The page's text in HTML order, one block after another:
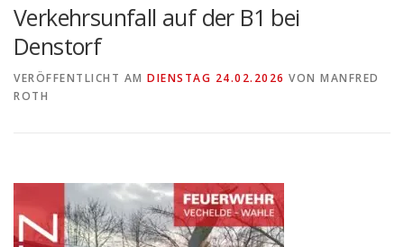
Meine Feuerwehr
Verkehrsunfall auf der B1 bei
Denstorf
VERÖFFENTLICHT AM DIENSTAG 24.02.2026 VON MANFRED
ROTH